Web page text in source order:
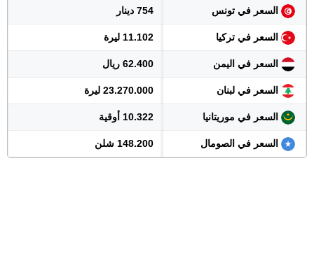
السعر في تونس 754 دينار
السعر في تركيا 11.102 ليرة
السعر في اليمن 62.400 ريال
السعر في لبنان 23.270.000 ليرة
السعر في موريتانيا 10.322 أوقية
السعر في الصومال 148.200 شلن